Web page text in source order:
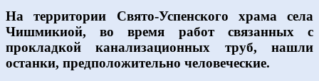
На территории Свято-Успенского храма села
Чишмикиой, во время работ связанных с
прокладкой канализационных труб, нашли
останки, предположительно человеческие.